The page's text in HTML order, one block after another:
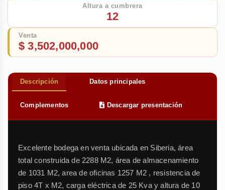
Altura a cumbrera
12
Venta
$ 3,502,000,000
Descripción Datos principales
Complementos Descargar presentación
Excelente bodega en venta ubicada en Siberia, área
total construida de 2288 M2, área de almacenamiento
de 1031 M2, area de oficinas 1257 M2 , resistencia de
piso 4T x M2, carga eléctrica de 25 Kva y altura de 10